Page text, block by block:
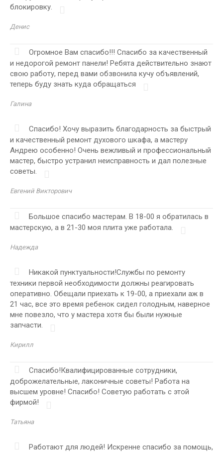
блокировку.
Денис
Огромное Вам спасибо!!! Спасибо за качественный
и недорогой ремонт панели! Ребята действительно знают
свою работу, перед вами обзвонила кучу объявлений,
теперь буду знать куда обращаться
Галина
Спасибо! Хочу выразить благодарность за быстрый
и качественный ремонт духового шкафа, а мастеру
Андрею особенно! Очень вежливый и профессиональный
мастер, быстро устранил неисправность и дал полезные
советы.
Евгений Викторович
Большое спасибо мастерам. В 18-00 я обратилась в
мастерскую, а в 21-30 моя плита уже работала.
Надежда
Никакой пунктуальности!Службы по ремонту
техники первой необходимости должны реагировать
оперативно. Обещали приехать к 19-00, а приехали аж в
21 час, все это время ребенок сидел голодным, наверное
мне повезло, что у мастера хотя бы были нужные
запчасти.
Кирилл
Спасибо!Квалифицированные сотрудники,
доброжелательные, лаконичные советы! Работа на
высшем уровне! Спасибо! Советую работать с этой
фирмой!
Татьяна
Работают для людей! Искренне спасибо за помощь,